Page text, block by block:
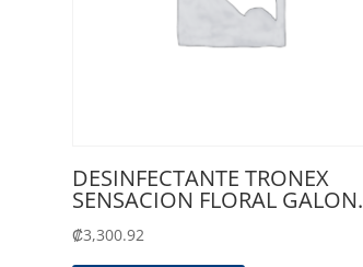
DESINFECTANTE TRONEX
SENSACION FLORAL GALON.
₡3,300.92